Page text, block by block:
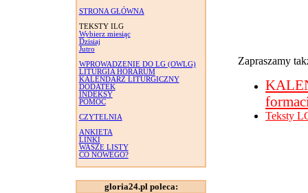
STRONA GŁÓWNA
TEKSTY ILG
Wybierz miesiąc
Dzisiaj
Jutro
WPROWADZENIE DO LG (OWLG)
LITURGIA HORARUM
KALENDARZ LITURGICZNY
DODATEK
INDEKSY
POMOC
CZYTELNIA
ANKIETA
LINKI
WASZE LISTY
CO NOWEGO?
gloria24.pl poleca:
Zapraszamy
Teksty